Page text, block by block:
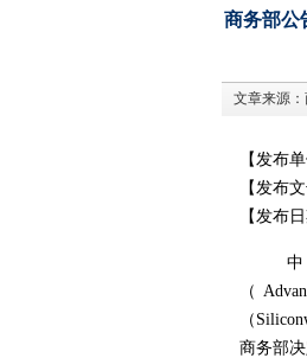
商务部公
文章来源：
【发布
【发布
【发布日
中华
（
（
商务部